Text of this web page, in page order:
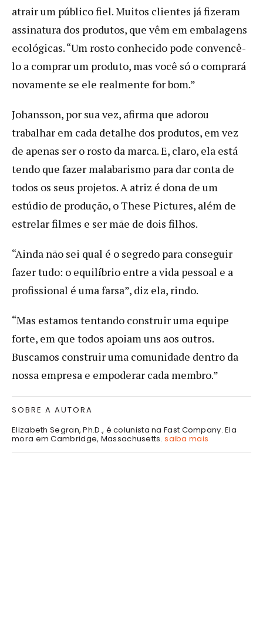
atrair um público fiel. Muitos clientes já fizeram
assinatura dos produtos, que vêm em embalagens
ecológicas. “Um rosto conhecido pode convencê-
lo a comprar um produto, mas você só o comprará
novamente se ele realmente for bom.”
Johansson, por sua vez, afirma que adorou
trabalhar em cada detalhe dos produtos, em vez
de apenas ser o rosto da marca. E, claro, ela está
tendo que fazer malabarismo para dar conta de
todos os seus projetos. A atriz é dona de um
estúdio de produção, o These Pictures, além de
estrelar filmes e ser mãe de dois filhos.
“Ainda não sei qual é o segredo para conseguir
fazer tudo: o equilíbrio entre a vida pessoal e a
profissional é uma farsa”, diz ela, rindo.
“Mas estamos tentando construir uma equipe
forte, em que todos apoiam uns aos outros.
Buscamos construir uma comunidade dentro da
nossa empresa e empoderar cada membro.”
SOBRE A AUTORA
Elizabeth Segran, Ph.D., é colunista na Fast Company. Ela
mora em Cambridge, Massachusetts.saiba mais